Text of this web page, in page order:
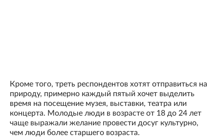
Кроме того, треть респондентов хотят отправиться на
природу, примерно каждый пятый хочет выделить
время на посещение музея, выставки, театра или
концерта. Молодые люди в возрасте от 18 до 24 лет
чаще выражали желание провести досуг культурно,
чем люди более старшего возраста.